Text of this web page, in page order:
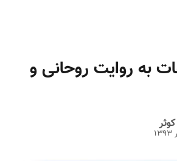
به روایت روحانی و